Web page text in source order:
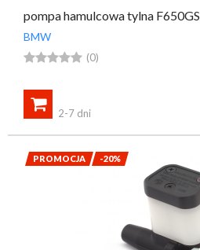
pompa hamulcowa tylna F650GS
BMW
 (0)

2-7 dni
PROMOCJA -20%